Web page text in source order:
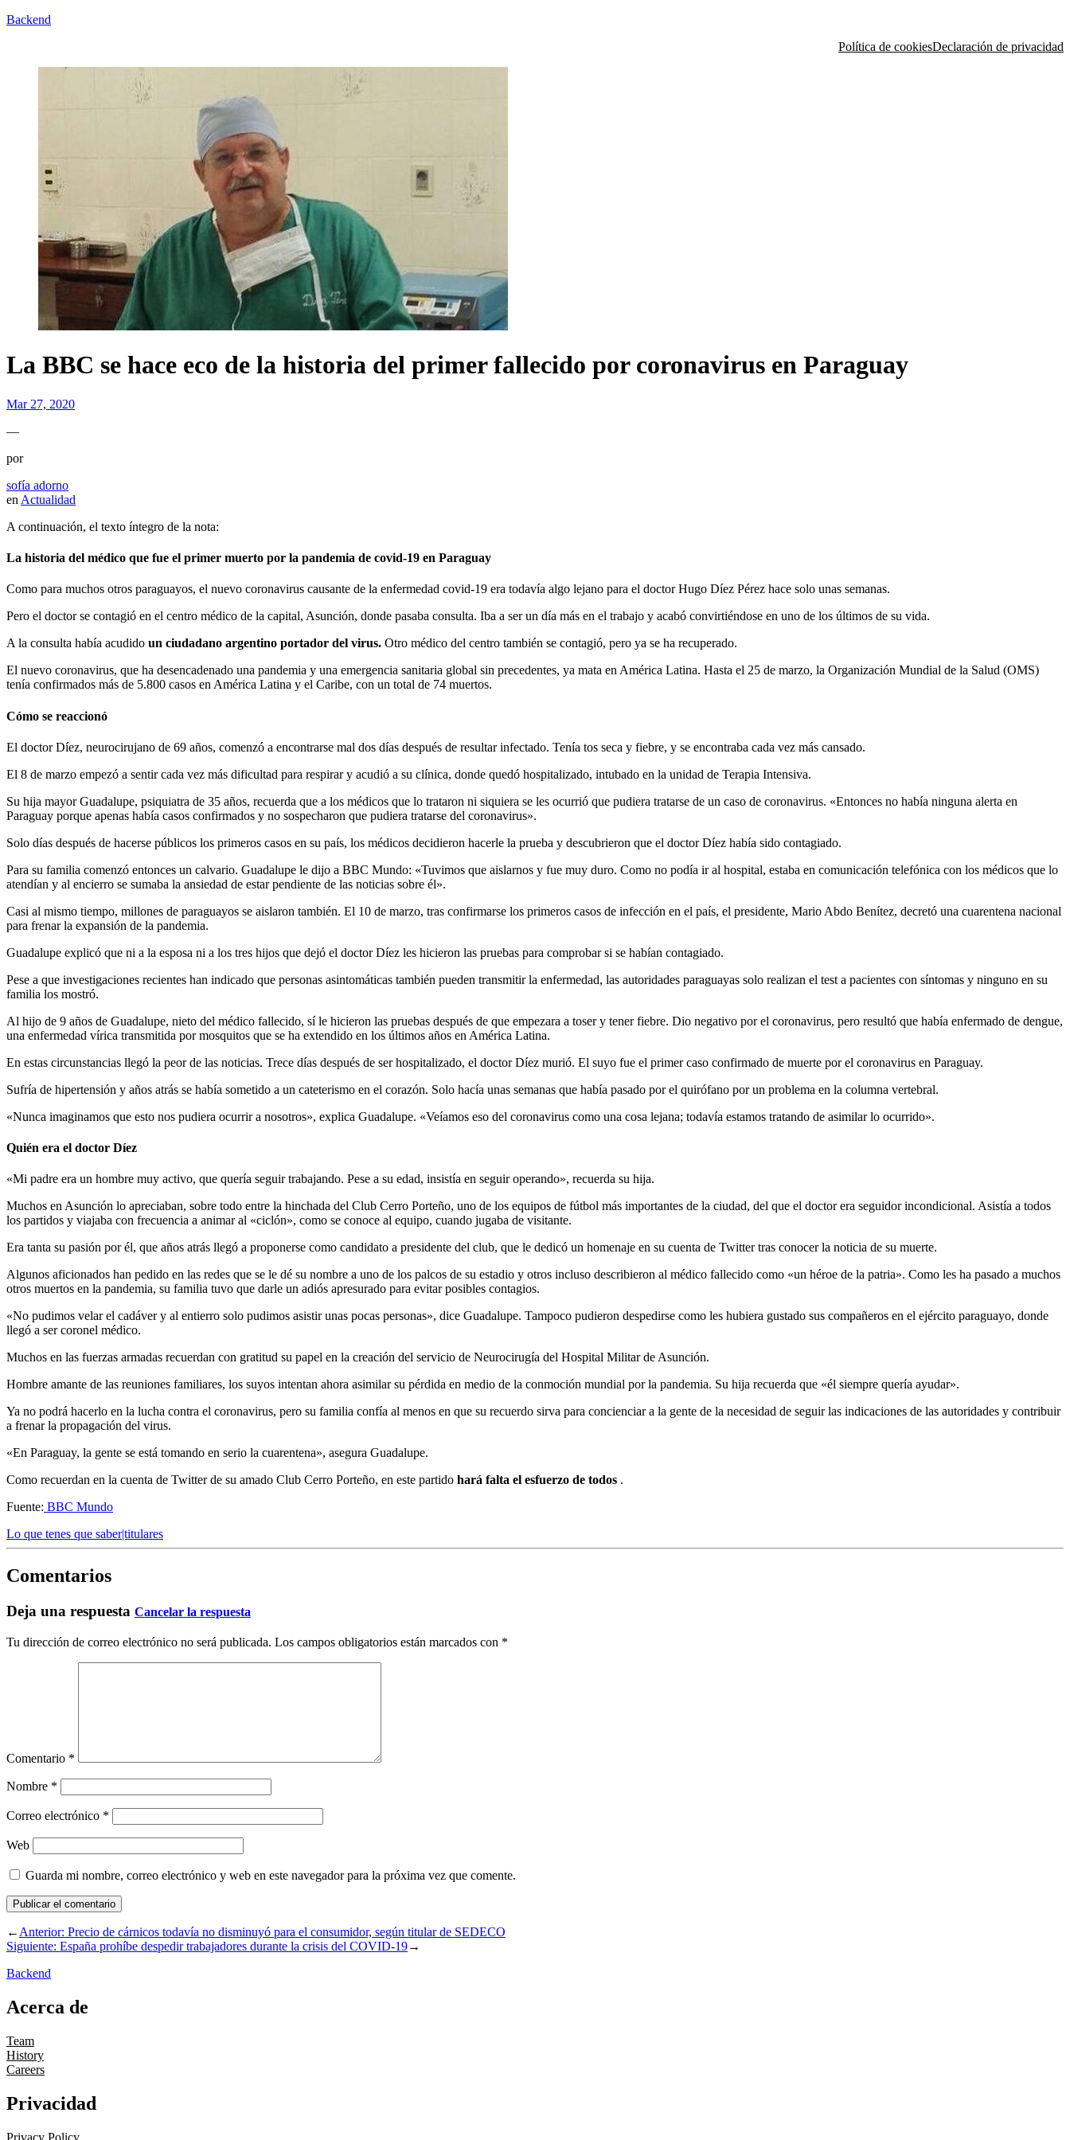
Backend
Política de cookiesDeclaración de privacidad
La BBC se hace eco de la historia del primer fallecido por coronavirus en Paraguay
Mar 27, 2020
—
por
sofía adorno
en Actualidad
A continuación, el texto íntegro de la nota:
La historia del médico que fue el primer muerto por la pandemia de covid-19 en Paraguay
Como para muchos otros paraguayos, el nuevo coronavirus causante de la enfermedad covid-19 era todavía algo lejano para el doctor Hugo Díez Pérez hace solo unas semanas.
Pero el doctor se contagió en el centro médico de la capital, Asunción, donde pasaba consulta. Iba a ser un día más en el trabajo y acabó convirtiéndose en uno de los últimos de su vida.
A la consulta había acudido un ciudadano argentino portador del virus. Otro médico del centro también se contagió, pero ya se ha recuperado.
El nuevo coronavirus, que ha desencadenado una pandemia y una emergencia sanitaria global sin precedentes, ya mata en América Latina. Hasta el 25 de marzo, la Organización Mundial de la Salud (OMS)
tenía confirmados más de 5.800 casos en América Latina y el Caribe, con un total de 74 muertos.
Cómo se reaccionó
El doctor Díez, neurocirujano de 69 años, comenzó a encontrarse mal dos días después de resultar infectado. Tenía tos seca y fiebre, y se encontraba cada vez más cansado.
El 8 de marzo empezó a sentir cada vez más dificultad para respirar y acudió a su clínica, donde quedó hospitalizado, intubado en la unidad de Terapia Intensiva.
Su hija mayor Guadalupe, psiquiatra de 35 años, recuerda que a los médicos que lo trataron ni siquiera se les ocurrió que pudiera tratarse de un caso de coronavirus. «Entonces no había ninguna alerta en
Paraguay porque apenas había casos confirmados y no sospecharon que pudiera tratarse del coronavirus».
Solo días después de hacerse públicos los primeros casos en su país, los médicos decidieron hacerle la prueba y descubrieron que el doctor Díez había sido contagiado.
Para su familia comenzó entonces un calvario. Guadalupe le dijo a BBC Mundo: «Tuvimos que aislarnos y fue muy duro. Como no podía ir al hospital, estaba en comunicación telefónica con los médicos que lo
atendían y al encierro se sumaba la ansiedad de estar pendiente de las noticias sobre él».
Casi al mismo tiempo, millones de paraguayos se aislaron también. El 10 de marzo, tras confirmarse los primeros casos de infección en el país, el presidente, Mario Abdo Benítez, decretó una cuarentena nacional
para frenar la expansión de la pandemia.
Guadalupe explicó que ni a la esposa ni a los tres hijos que dejó el doctor Díez les hicieron las pruebas para comprobar si se habían contagiado.
Pese a que investigaciones recientes han indicado que personas asintomáticas también pueden transmitir la enfermedad, las autoridades paraguayas solo realizan el test a pacientes con síntomas y ninguno en su
familia los mostró.
Al hijo de 9 años de Guadalupe, nieto del médico fallecido, sí le hicieron las pruebas después de que empezara a toser y tener fiebre. Dio negativo por el coronavirus, pero resultó que había enfermado de dengue,
una enfermedad vírica transmitida por mosquitos que se ha extendido en los últimos años en América Latina.
En estas circunstancias llegó la peor de las noticias. Trece días después de ser hospitalizado, el doctor Díez murió. El suyo fue el primer caso confirmado de muerte por el coronavirus en Paraguay.
Sufría de hipertensión y años atrás se había sometido a un cateterismo en el corazón. Solo hacía unas semanas que había pasado por el quirófano por un problema en la columna vertebral.
«Nunca imaginamos que esto nos pudiera ocurrir a nosotros», explica Guadalupe. «Veíamos eso del coronavirus como una cosa lejana; todavía estamos tratando de asimilar lo ocurrido».
Quién era el doctor Díez
«Mi padre era un hombre muy activo, que quería seguir trabajando. Pese a su edad, insistía en seguir operando», recuerda su hija.
Muchos en Asunción lo apreciaban, sobre todo entre la hinchada del Club Cerro Porteño, uno de los equipos de fútbol más importantes de la ciudad, del que el doctor era seguidor incondicional. Asistía a todos
los partidos y viajaba con frecuencia a animar al «ciclón», como se conoce al equipo, cuando jugaba de visitante.
Era tanta su pasión por él, que años atrás llegó a proponerse como candidato a presidente del club, que le dedicó un homenaje en su cuenta de Twitter tras conocer la noticia de su muerte.
Algunos aficionados han pedido en las redes que se le dé su nombre a uno de los palcos de su estadio y otros incluso describieron al médico fallecido como «un héroe de la patria». Como les ha pasado a muchos
otros muertos en la pandemia, su familia tuvo que darle un adiós apresurado para evitar posibles contagios.
«No pudimos velar el cadáver y al entierro solo pudimos asistir unas pocas personas», dice Guadalupe. Tampoco pudieron despedirse como les hubiera gustado sus compañeros en el ejército paraguayo, donde
llegó a ser coronel médico.
Muchos en las fuerzas armadas recuerdan con gratitud su papel en la creación del servicio de Neurocirugía del Hospital Militar de Asunción.
Hombre amante de las reuniones familiares, los suyos intentan ahora asimilar su pérdida en medio de la conmoción mundial por la pandemia. Su hija recuerda que «él siempre quería ayudar».
Ya no podrá hacerlo en la lucha contra el coronavirus, pero su familia confía al menos en que su recuerdo sirva para concienciar a la gente de la necesidad de seguir las indicaciones de las autoridades y contribuir
a frenar la propagación del virus.
«En Paraguay, la gente se está tomando en serio la cuarentena», asegura Guadalupe.
Como recuerdan en la cuenta de Twitter de su amado Club Cerro Porteño, en este partido hará falta el esfuerzo de todos .
Fuente: BBC Mundo
Lo que tenes que saber|titulares
Comentarios
Deja una respuesta Cancelar la respuesta
Tu dirección de correo electrónico no será publicada. Los campos obligatorios están marcados con *
Comentario *
Nombre *
Correo electrónico *
Web
Guarda mi nombre, correo electrónico y web en este navegador para la próxima vez que comente.
← Anterior: Precio de cárnicos todavía no disminuyó para el consumidor, según titular de SEDECO
Siguiente: España prohíbe despedir trabajadores durante la crisis del COVID-19→
Backend
Acerca de
Team
History
Careers
Privacidad
Privacy Policy